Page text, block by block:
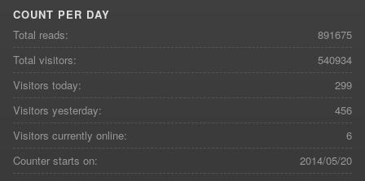
COUNT PER DAY
891675
Total reads:
540934
Total visitors:
299
Visitors today:
456
Visitors yesterday:
6
Visitors currently online:
2014/05/20
Counter starts on: